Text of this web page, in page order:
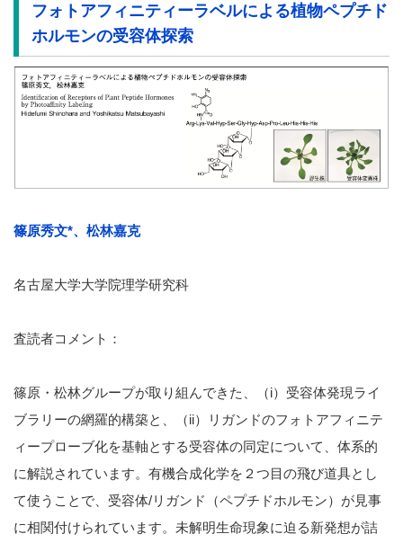
フォトアフィニティーラベルによる植物ペプチド
ホルモンの受容体探索
篠原秀文*、松林嘉克
名古屋大学大学院理学研究科
査読者コメント：
篠原・松林グループが取り組んできた、（i）受容体発現ライ
ブラリーの網羅的構築と、（ii）リガンドのフォトアフィニテ
ィープローブ化を基軸とする受容体の同定について、体系的
に解説されています。有機合成化学を２つ目の飛び道具とし
て使うことで、受容体/リガンド（ペプチドホルモン）が見事
に相関付けられています。未解明生命現象に迫る新発想が詰